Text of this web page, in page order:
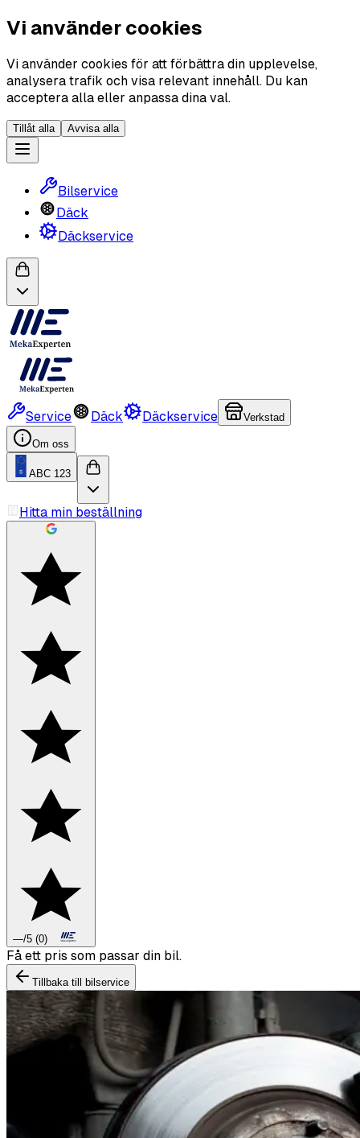
Vi använder cookies
Vi använder cookies för att förbättra din upplevelse,
analysera trafik och visa relevant innehåll. Du kan
acceptera alla eller anpassa dina val.
Tillåt alla Avvisa alla
Bilservice
Däck
Däckservice
Service Däck Däckservice Verkstad
Om oss
ABC 123
Hitta min beställning
—/5 (0)
Boka däckbyte eller montering inför vintern.
Tillbaka till bilservice